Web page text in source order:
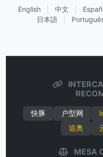
English 中文
日本語
快豚 户型网
追奥
MESA